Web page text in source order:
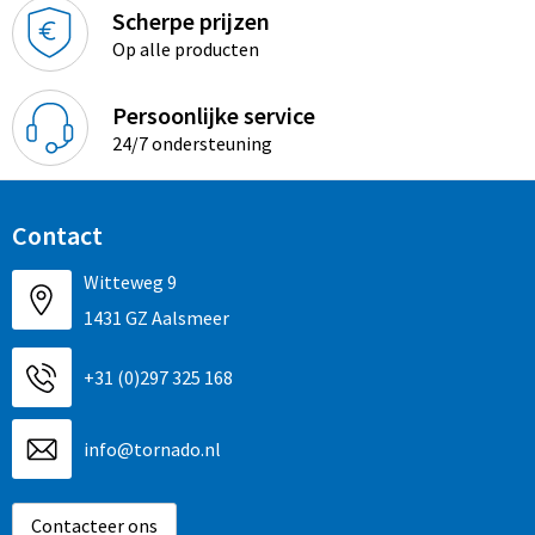
Sinterklaas
Sleutelhangers en Lanyards
Snoepgoed
Spellen voor binnen en buiten
Sport
Veiligheid, Auto en Fiets
Vrije tijd en Strand
Waterflesjes
Themapakketten
Overhemden
Strandtassen
Toilettassen
Waterbestendige tassen
Accessoires voor tassen
Schoenentassen
Golftassen
Matrozentassen
Collegetassen
Draagtassen
Scherpe prijzen
Op alle producten
Persoonlijke service
24/7 ondersteuning
Contact
Witteweg 9
1431 GZ Aalsmeer
+31 (0)297 325 168
info@tornado.nl
Contacteer ons